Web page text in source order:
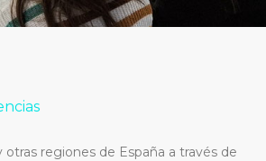
regiones de España a través de